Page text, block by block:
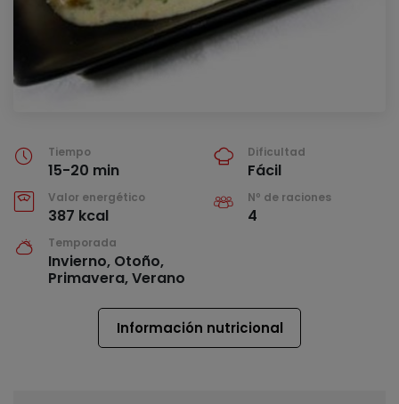
Tiempo
15-20 min
Dificultad
Fácil
Valor energético
387 kcal
Nº de raciones
4
Temporada
Invierno, Otoño,
Primavera, Verano
Información nutricional